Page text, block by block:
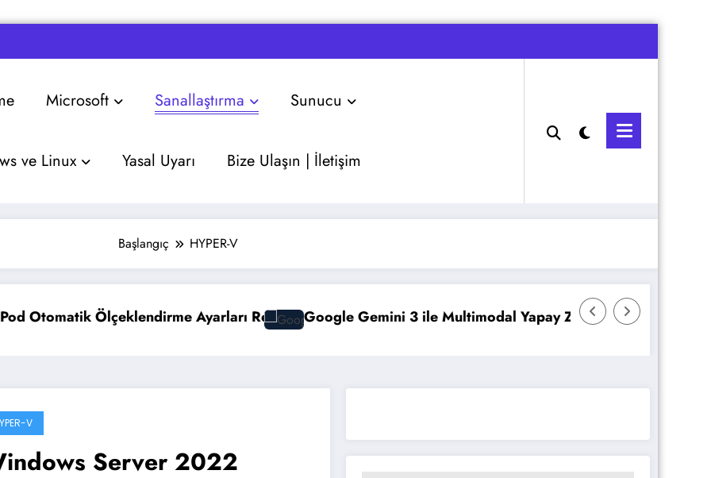
Microsoft Sanallaştırma Sunucu
ve Linux Yasal Uyarı Bize Ulaşın | İletişim
Başlangıç HYPER-V
RehberiGoogle Gemini 3 ile Multimodal Yapay Zeka Veeam Backup & Replication:
V
Server 2022